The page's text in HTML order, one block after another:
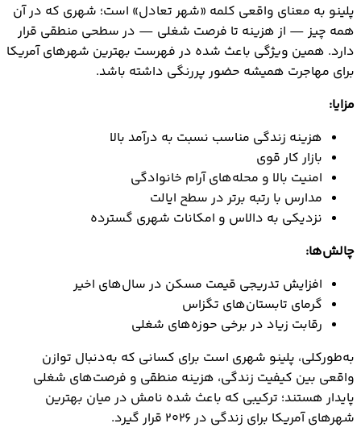
پلینو به معنای واقعی کلمه «شهر تعادل» است؛ شهری که در آن
همه ‌چیز — از هزینه تا فرصت شغلی — در سطحی منطقی قرار
دارد. همین ویژگی باعث شده در فهرست بهترین شهرهای آمریکا
برای مهاجرت همیشه حضور پررنگی داشته باشد.
مزایا:
هزینه زندگی مناسب نسبت به درآمد بالا
بازار کار قوی
امنیت بالا و محله‌های آرام خانوادگی
مدارس با رتبه برتر در سطح ایالت
نزدیکی به دالاس و امکانات شهری گسترده
چالش‌ها:
افزایش تدریجی قیمت مسکن در سال‌های اخیر
گرمای تابستان‌های تگزاس
رقابت زیاد در برخی حوزه‌های شغلی
به‌طورکلی، پلینو شهری است برای کسانی که به‌دنبال توازن
واقعی بین کیفیت زندگی، هزینه منطقی و فرصت‌های شغلی
پایدار هستند؛ ترکیبی که باعث شده نامش در میان بهترین
شهرهای آمریکا برای زندگی در ۲۰۲۶ قرار گیرد.